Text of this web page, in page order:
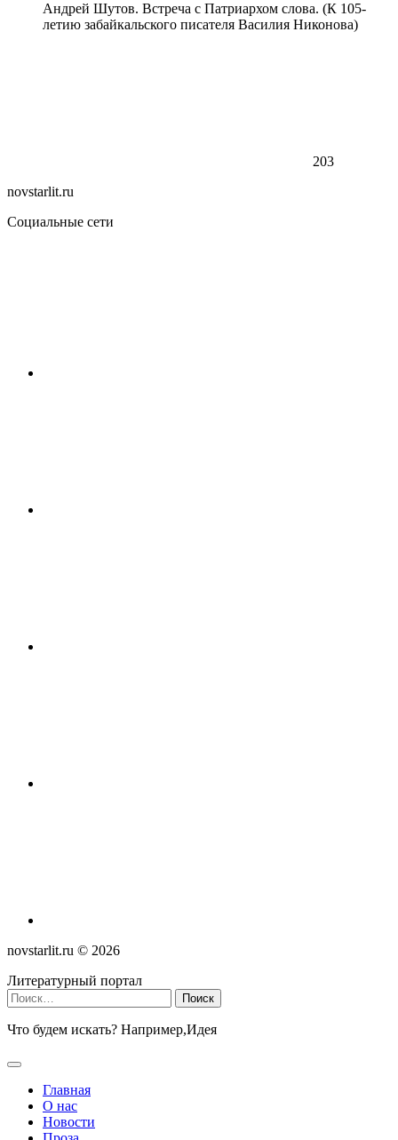
Андрей Шутов. Встреча с Патриархом слова. (К 105-
летию забайкальского писателя Василия Никонова)
203
novstarlit.ru
Социальные сети
novstarlit.ru © 2026
Литературный портал
Найти:
Что будем искать? Например,Идея
Главная
О нас
Новости